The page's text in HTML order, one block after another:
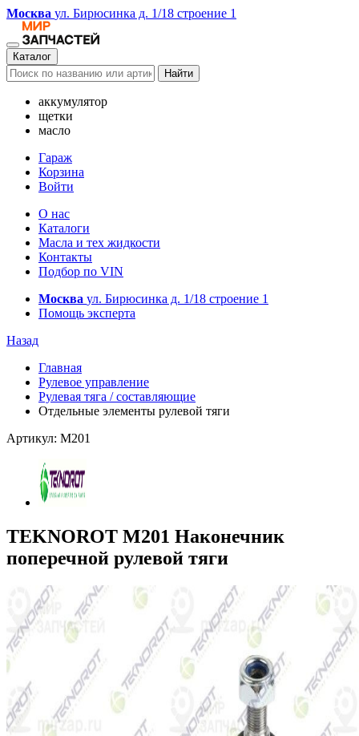
Москва ул. Бирюсинка д. 1/18 строение 1
Каталог
Найти
аккумулятор
щетки
масло
Гараж
Корзина
Войти
О нас
Каталоги
Масла и тех жидкости
Контакты
Подбор по VIN
Москва ул. Бирюсинка д. 1/18 строение 1
Помощь эксперта
Назад
Главная
Рулевое управление
Рулевая тяга / составляющие
Отдельные элементы рулевой тяги
Артикул: M201
TEKNOROT M201 Наконечник
поперечной рулевой тяги